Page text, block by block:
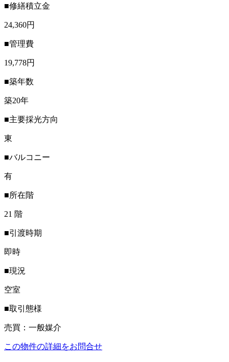
■修繕積立金
24,360円
■管理費
19,778円
■築年数
築20年
■主要採光方向
東
■バルコニー
有
■所在階
21 階
■引渡時期
即時
■現況
空室
■取引態様
売買：一般媒介
この物件の詳細をお問合せ